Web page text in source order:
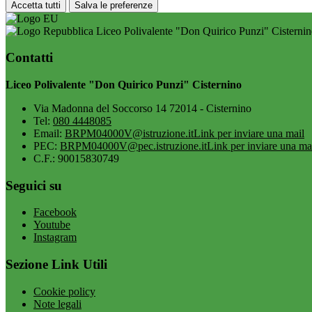
Accetta tutti Salva le preferenze
Liceo Polivalente "Don Quirico Punzi"
Contatti
Liceo Polivalente "Don Quirico Punzi" Cisternino
Via Madonna del Soccorso 14 72014 - Cisternino
Tel: 080 4448085
Email: BRPM04000V@istruzione.itLink per inviare una mail
PEC: BRPM04000V@pec.istruzione.itLink per inviare una
C.F.: 90015830749
Seguici su
Facebook
Youtube
Instagram
Sezione Link Utili
Cookie policy
Note legali